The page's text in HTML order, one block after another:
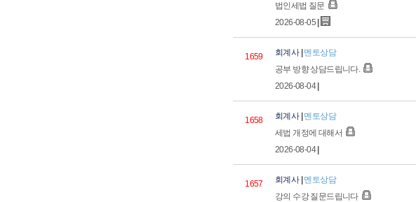
법인세법 질문
2026-08-05
1659 회계사 멘토상담
공부 방향 상담드립니다.
2026-08-04
1658 회계사 멘토상담
세법 개정에 대해서
2026-08-04
1657 회계사 멘토상담
강의 수강 질문드립니다